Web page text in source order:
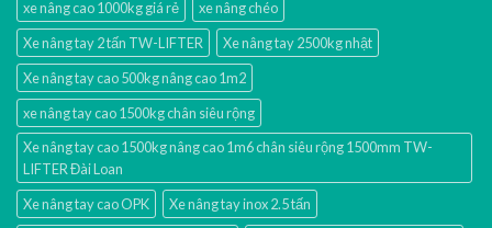
xe nâng cao 1000kg giá rẻ
xe nâng chéo
Xe nâng tay 2 tấn TW-LIFTER
Xe nâng tay 2500kg nhật
Xe nâng tay cao 500kg nâng cao 1m2
xe nâng tay cao 1500kg chân siêu rộng
Xe nâng tay cao 1500kg nâng cao 1m6 chân siêu rộng 1500mm TW-
LIFTER Đài Loan
Xe nâng tay cao OPK
Xe nâng tay inox 2.5 tấn